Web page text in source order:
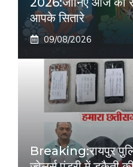
आपके सितारे
09/08/2026
Breaking:रायपुर